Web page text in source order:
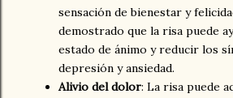
sensación de bienestar y
demostrado que la risa puede
estado de ánimo y reducir los
depresión y ansiedad.
Alivio del dolor: La risa puede